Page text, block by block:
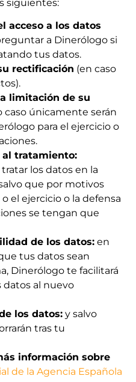
siguientes:
acceso a los datos
a Dinerólogo si
tus datos.
rectificación (en caso
limitación de su
caso únicamente serán
para el ejercicio o
al tratamiento:
los datos en la
que por motivos
el ejercicio o la defensa
se tengan que
de los datos: en
tus datos sean
Dinerólogo te facilitará
datos al nuevo
los datos: y salvo
tras tu
información sobre
de la Agencia Española